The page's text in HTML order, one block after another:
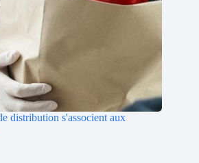
distribution s'associent aux